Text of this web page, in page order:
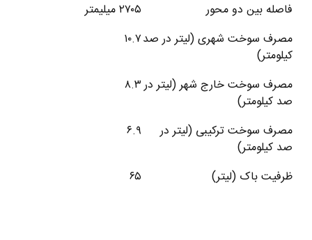
فاصله بین دو محور
۲۷۰۵میلیمتر
مصرف سوخت شهری (لیتر در صد
کیلومتر)
۱۰.۷
مصرف سوخت خارج شهر (لیتر در
صد کیلومتر)
۸.۳
مصرف سوخت ترکیبی (لیتر در
صد کیلومتر)
۶.۹
ظرفیت باک (لیتر) ۶۵